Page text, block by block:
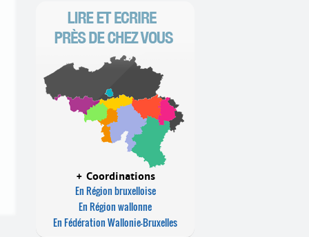
+ Coordinations
En Région bruxelloise
En Région wallonne
En Fédération Wallonie-Bruxelles